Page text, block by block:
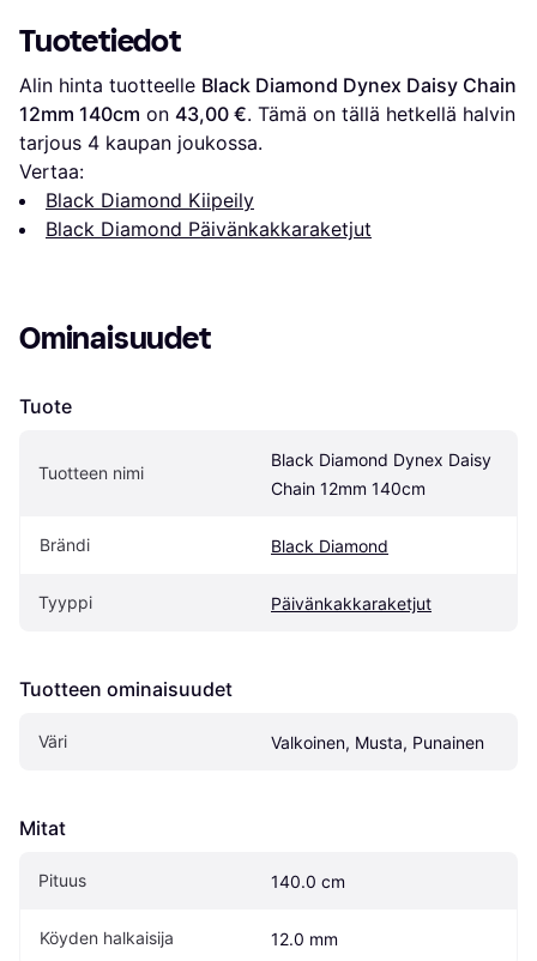
Tuotetiedot
Alin hinta tuotteelle Black Diamond Dynex Daisy Chain
12mm 140cm on 43,00 €. Tämä on tällä hetkellä halvin
tarjous 4 kaupan joukossa.
Vertaa:
Black Diamond Kiipeily
Black Diamond Päivänkakkaraketjut
Ominaisuudet
Tuote
Tuotteen nimi
Black Diamond Dynex Daisy
Chain 12mm 140cm
Brändi Black Diamond
Tyyppi Päivänkakkaraketjut
Tuotteen ominaisuudet
Väri Valkoinen, Musta, Punainen
Mitat
Pituus 140.0 cm
Köyden halkaisija 12.0 mm